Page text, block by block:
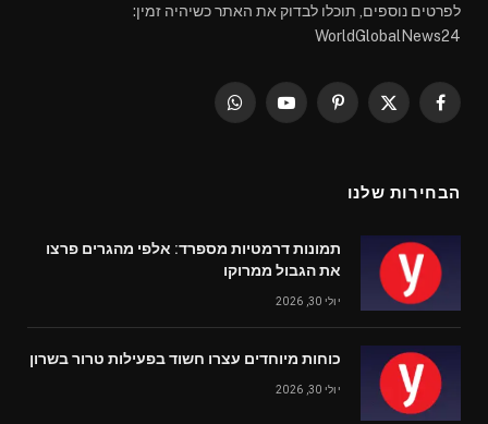
לפרטים נוספים, תוכלו לבדוק את האתר כשיהיה זמין:
WorldGlobalNews24
Facebook
X
Pinterest
YouTube
WhatsApp
הבחירות שלנו
תמונות דרמטיות מספרד: אלפי מהגרים פרצו
את הגבול ממרוקו
יולי 30, 2026
כוחות מיוחדים עצרו חשוד בפעילות טרור בשרון
יולי 30, 2026